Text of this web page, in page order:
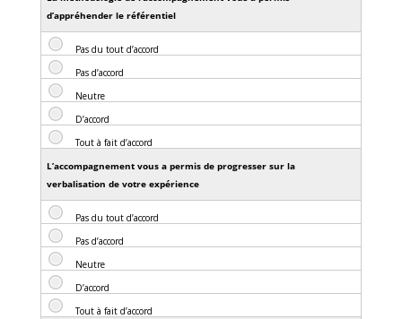
d’appréhender le référentiel
L’accompagnement vous a permis de progresser sur la
verbalisation de votre expérience